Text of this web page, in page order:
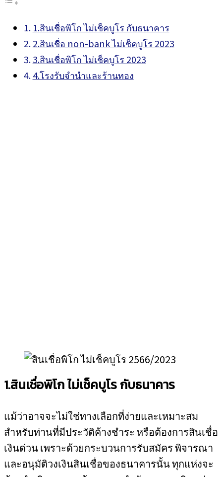
1.สินเชื่อพิโก ไม่เช็คบูโร กับธนาคาร
2.สินเชื่อ non-bank ไม่เช็คบูโร 2023
3.สินเชื่อพิโก ไม่เช็คบูโร 2023
4.โรงรับจำนำและร้านทอง
1.สินเชื่อพิโก ไม่เช็คบูโร กับธนาคาร
แม้ว่าอาจจะไม่ใช่ทางเลือกที่ง่ายและเหมาะสม
สำหรับท่านที่มีประวัติค้างชำระ หรือต้องการสินเชื่อ
เงินด่วน เพราะด้วยกระบวนการรับสมัคร พิจารณา
และอนุมัติวงเงินสินเชื่อของธนาคารนั้น ทุกแห่งจะ